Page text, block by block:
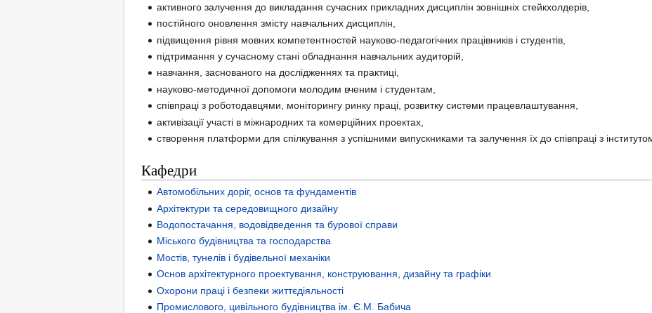
активного залучення до викладання сучасних прикладних дисциплін зовнішніх стейкхолдерів,
постійного оновлення змісту навчальних дисциплін,
підвищення рівня мовних компетентностей науково-педагогічних працівників і студентів,
підтримання у сучасному стані обладнання навчальних аудиторій,
навчання, заснованого на дослідженнях та практиці,
науково-методичної допомоги молодим вченим і студентам,
співпраці з роботодавцями, моніторингу ринку праці, розвитку системи працевлаштування,
активізації участі в міжнародних та комерційних проектах,
створення платформи для спілкування з успішними випускниками та залучення їх до співпраці з
Кафедри
Автомобільних доріг, основ та фундаментів
Архітектури та середовищного дизайну
Водопостачання, водовідведення та бурової справи
Міського будівництва та господарства
Мостів, тунелів і будівельної механіки
Основ архітектурного проектування, конструювання, дизайну та графіки
Охорони праці і безпеки життєдіяльності
Промислового, цивільного будівництва ім. Є.М. Бабича